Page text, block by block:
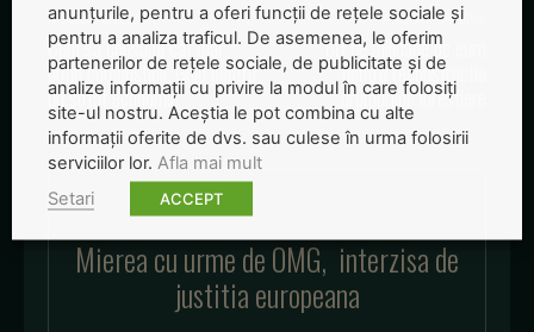
Articolul precedent
Cum sa consumi cat mai
putin combustibil. Ghid pentru
un sofat economic
Articolul următor
60 de milioane de euro
pentru reconstructia
drumurilor forestiere
Mierea cu urme de OMG, interzisa de
justitia europeana
anunțurile, pentru a oferi funcții de rețele sociale și
pentru a analiza traficul. De asemenea, le oferim
partenerilor de rețele sociale, de publicitate și de
analize informații cu privire la modul în care folosiți
site-ul nostru. Aceștia le pot combina cu alte
informații oferite de dvs. sau culese în urma folosirii
serviciilor lor. Afla mai mult
Setari
ACCEPT